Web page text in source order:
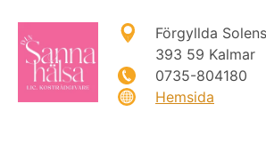
Förgyllda
393 59 Kalmar
0735-804180
Hemsida